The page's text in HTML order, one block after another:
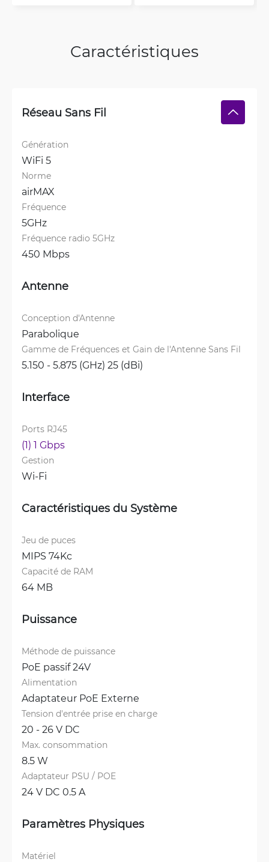
Caractéristiques
Réseau Sans Fil
Génération
WiFi 5
Norme
airMAX
Fréquence
5GHz
Fréquence radio 5GHz
450 Mbps
Antenne
Conception d'Antenne
Parabolique
Gamme de Fréquences et Gain de l'Antenne Sans Fil
5.150 - 5.875 (GHz) 25 (dBi)
Interface
Ports RJ45
(1) 1 Gbps
Gestion
Wi-Fi
Caractéristiques du Système
Jeu de puces
MIPS 74Kc
Capacité de RAM
64 MB
Puissance
Méthode de puissance
PoE passif 24V
Alimentation
Adaptateur PoE Externe
Tension d'entrée prise en charge
20 - 26 V DC
Max. consommation
8.5 W
Adaptateur PSU / POE
24 V DC 0.5 A
Paramètres Physiques
Matériel